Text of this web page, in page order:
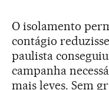
O isolamento
contágio
paulista
campanha
mais leves. Sem